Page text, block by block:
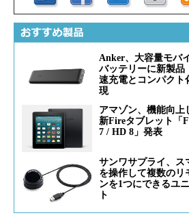
Anker、大容量モバ
バッテリーに新製
速充電とコンパクト
現
アマゾン、機能向上
新Fireタブレット「
7 / HD 8」発表
サンワサプライ、ス
を操作して複数のリ
ンを1つにできるユ
ト